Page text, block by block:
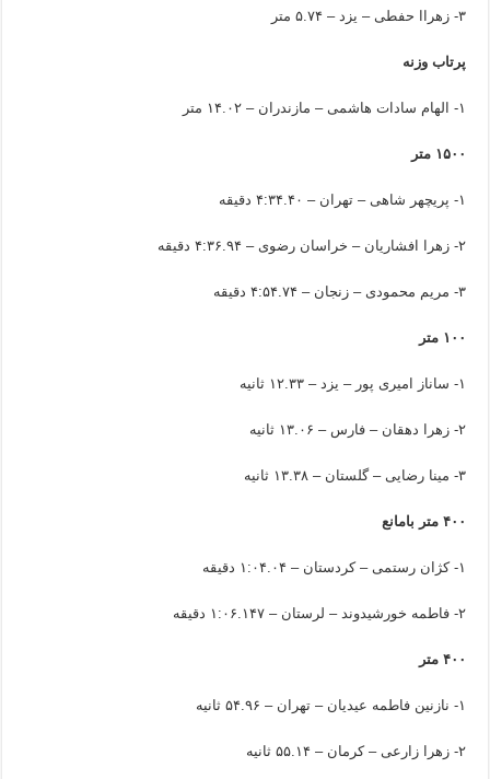
۳- زهراا حفطی – یزد – ۵.۷۴ متر
پرتاب وزنه
۱- الهام سادات هاشمی – مازندران – ۱۴.۰۲ متر
۱۵۰۰ متر
۱- پریچهر شاهی – تهران – ۴:۳۴.۴۰ دقیقه
۲- زهرا افشاریان – خراسان رضوی – ۴:۳۶.۹۴ دقیقه
۳- مریم محمودی – زنجان – ۴:۵۴.۷۴ دقیقه
۱۰۰ متر
۱- ساناز امیری پور – یزد – ۱۲.۳۳ ثانیه
۲- زهرا دهقان – فارس – ۱۳.۰۶ ثانیه
۳- مینا رضایی – گلستان – ۱۳.۳۸ ثانیه
۴۰۰ متر بامانع
۱- کژان رستمی – کردستان – ۱:۰۴.۰۴ دقیقه
۲- فاطمه خورشیدوند – لرستان – ۱:۰۶.۱۴۷ دقیقه
۴۰۰ متر
۱- نازنین فاطمه عیدیان – تهران – ۵۴.۹۶ ثانیه
۲- زهرا زارعی – کرمان – ۵۵.۱۴ ثانیه